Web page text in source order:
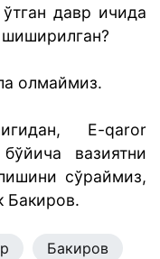
давр ичида
шиширилган?
олмаймиз.
E-qaror
вазиятни
сўраймиз,
Бакиров.
Бакиров